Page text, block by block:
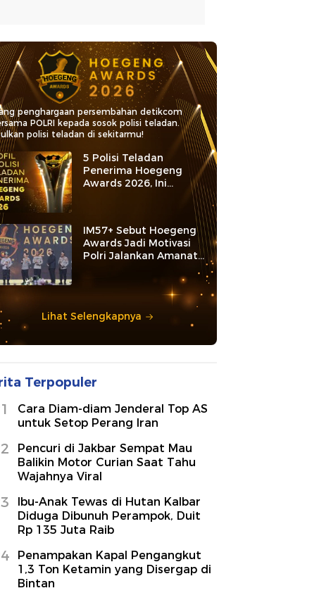
penghargaan persembahan detikcom
POLRI kepada sosok polisi teladan.
polisi teladan di sekitarmu!
5 Polisi Teladan
Penerima Hoegeng
Awards 2026, Ini
Kategori dan Kiprahnya
IM57+ Sebut Hoegeng
Awards Jadi Motivasi
Polri Jalankan Amanat
Lihat Selengkapnya
Terpopuler
Cara Diam-diam Jenderal Top AS
untuk Setop Perang Iran
Pencuri di Jakbar Sempat Mau
Balikin Motor Curian Saat Tahu
Wajahnya Viral
Ibu-Anak Tewas di Hutan Kalbar
Diduga Dibunuh Perampok, Duit
Rp 135 Juta Raib
Penampakan Kapal Pengangkut
1,3 Ton Ketamin yang Disergap di
Bintan